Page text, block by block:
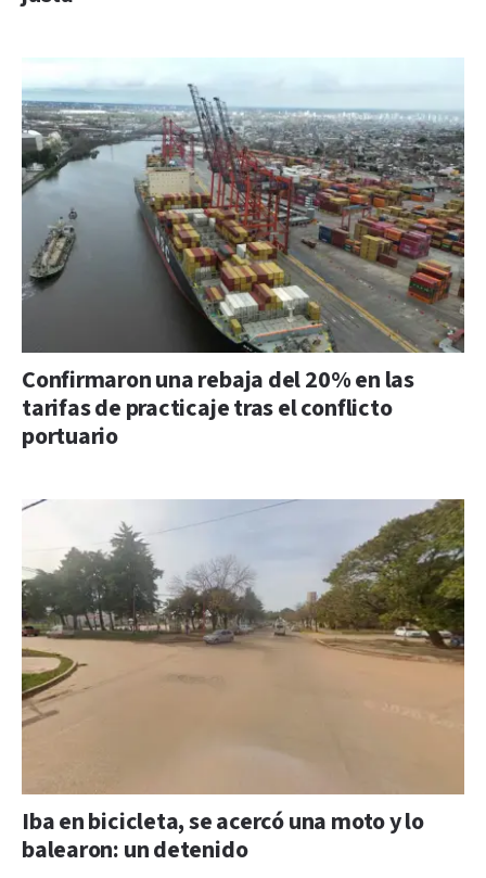
Confirmaron una rebaja del 20% en las
tarifas de practicaje tras el conflicto
portuario
Iba en bicicleta, se acercó una moto y lo
balearon: un detenido